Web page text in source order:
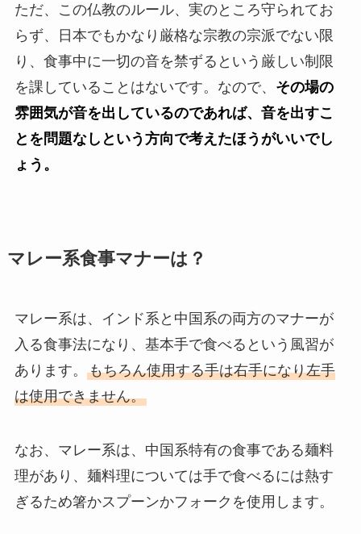
ただ、この仏教のルール、実のところ守られてお
らず、日本でもかなり厳格な宗教の宗派でない限
り、食事中に一切の音を禁ずるという厳しい制限
を課していることはないです。なので、 その場の
雰囲気が音を出しているのであれば、音を出すこ
とを問題なしという方向で考えたほうがいいでし
ょう。
マレー系食事マナーは？
マレー系は、インド系と中国系の両方のマナーが
入る食事法になり、基本手で食べるという風習が
あります。 もちろん使用する手は右手になり左手
は使用できません。
なお、マレー系は、中国系特有の食事である麺料
理があり、麺料理については手で食べるには熱す
ぎるため箸かスプーンかフォークを使用します。